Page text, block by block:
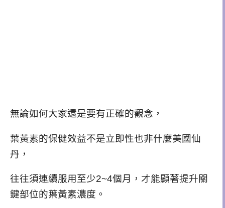
無論如何大家還是要有正確的觀念，
葉黃素的保健效益不是立即性也非什麼美國仙
丹，
往往須連續服用至少2~4個月，才能顯著提升關
鍵部位的葉黃素濃度。